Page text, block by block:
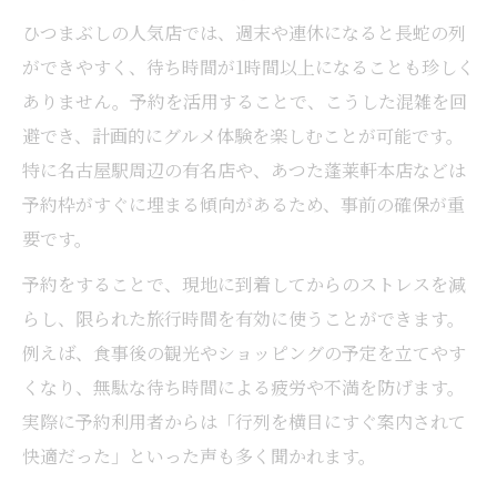
ひつまぶしの人気店では、週末や連休になると長蛇の列
ができやすく、待ち時間が1時間以上になることも珍しく
ありません。予約を活用することで、こうした混雑を回
避でき、計画的にグルメ体験を楽しむことが可能です。
特に名古屋駅周辺の有名店や、あつた蓬莱軒本店などは
予約枠がすぐに埋まる傾向があるため、事前の確保が重
要です。
予約をすることで、現地に到着してからのストレスを減
らし、限られた旅行時間を有効に使うことができます。
例えば、食事後の観光やショッピングの予定を立てやす
くなり、無駄な待ち時間による疲労や不満を防げます。
実際に予約利用者からは「行列を横目にすぐ案内されて
快適だった」といった声も多く聞かれます。